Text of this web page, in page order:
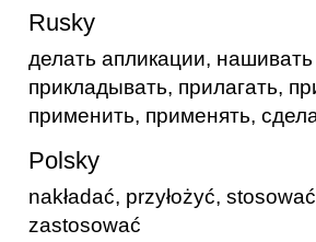
Rusky
делать апликации,
прикладывать, прилагать,
применить, применять,
Polsky
nakładać, przyłożyć,
zastosować